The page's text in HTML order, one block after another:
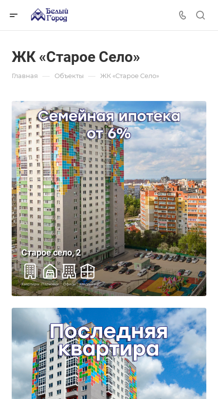
ЖК «Старое Село»
Главная — Объекты — ЖК «Старое Село»
Старое село, 2
Квартиры Парковки Офисы Кладовки